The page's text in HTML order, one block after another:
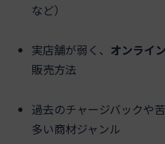
など）
実店舗が弱く、 オンライ
販売方法
過去のチャージバックや
多い商材ジャンル